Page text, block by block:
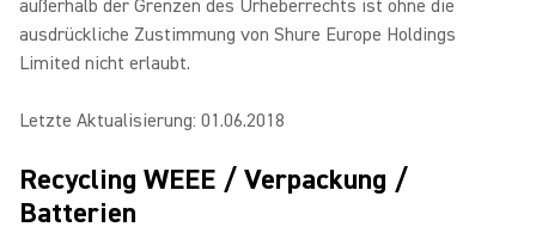
außerhalb der Grenzen des Urheberrechts ist ohne die
ausdrückliche Zustimmung von Shure Europe Holdings
Limited nicht erlaubt.
Letzte Aktualisierung: 01.06.2018
Recycling WEEE / Verpackung /
Batterien